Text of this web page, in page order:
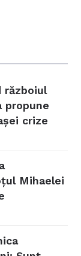
războiul
propune
crize
Mihaelei